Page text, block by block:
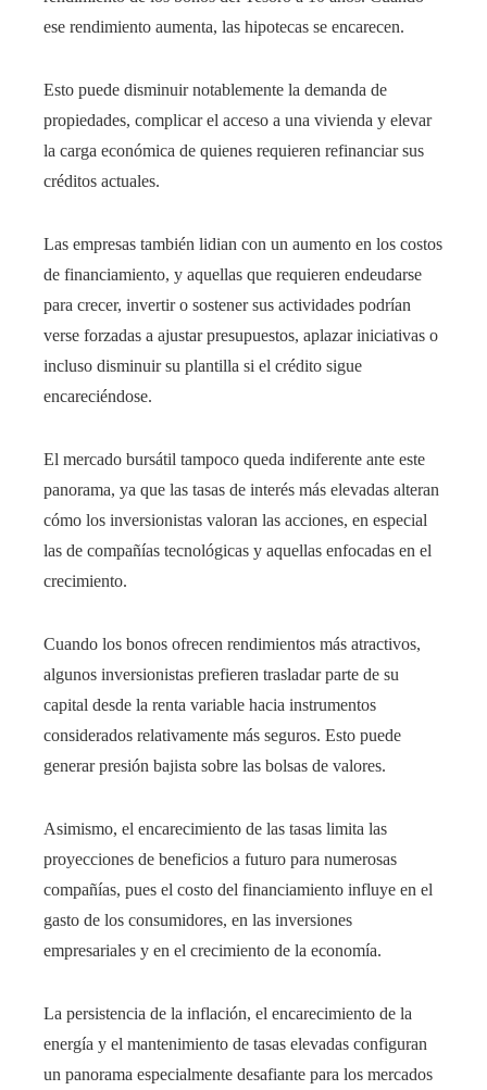
ese rendimiento aumenta, las hipotecas se encarecen.
Esto puede disminuir notablemente la demanda de
propiedades, complicar el acceso a una vivienda y elevar
la carga económica de quienes requieren refinanciar sus
créditos actuales.
Las empresas también lidian con un aumento en los costos
de financiamiento, y aquellas que requieren endeudarse
para crecer, invertir o sostener sus actividades podrían
verse forzadas a ajustar presupuestos, aplazar iniciativas o
incluso disminuir su plantilla si el crédito sigue
encareciéndose.
El mercado bursátil tampoco queda indiferente ante este
panorama, ya que las tasas de interés más elevadas alteran
cómo los inversionistas valoran las acciones, en especial
las de compañías tecnológicas y aquellas enfocadas en el
crecimiento.
Cuando los bonos ofrecen rendimientos más atractivos,
algunos inversionistas prefieren trasladar parte de su
capital desde la renta variable hacia instrumentos
considerados relativamente más seguros. Esto puede
generar presión bajista sobre las bolsas de valores.
Asimismo, el encarecimiento de las tasas limita las
proyecciones de beneficios a futuro para numerosas
compañías, pues el costo del financiamiento influye en el
gasto de los consumidores, en las inversiones
empresariales y en el crecimiento de la economía.
La persistencia de la inflación, el encarecimiento de la
energía y el mantenimiento de tasas elevadas configuran
un panorama especialmente desafiante para los mercados